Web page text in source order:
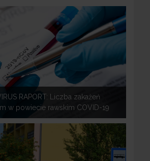
RAPORT: Liczba zakażeń
w powiecie rawskim COVID-19